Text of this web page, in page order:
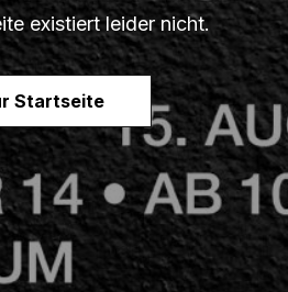
existiert leider nicht.
Startseite